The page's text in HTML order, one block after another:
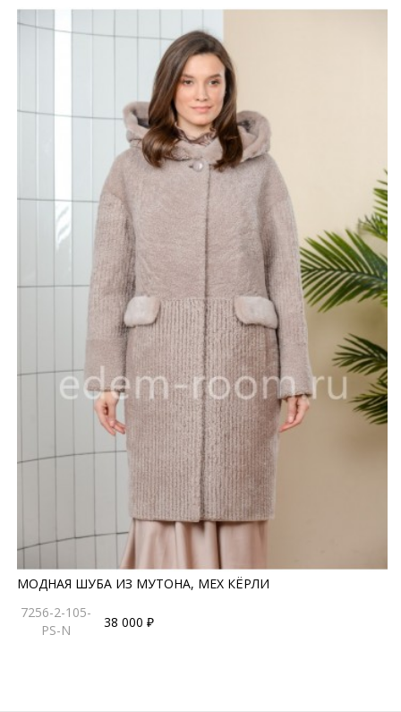
МОДНАЯ ШУБА ИЗ МУТОНА, МЕХ КЁРЛИ
7256-2-105-
PS-N
38 000 ₽